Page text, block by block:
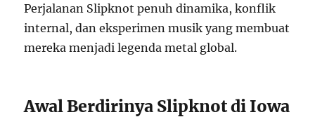
Perjalanan Slipknot penuh dinamika, konflik
internal, dan eksperimen musik yang membuat
mereka menjadi legenda metal global.
Awal Berdirinya Slipknot di Iowa